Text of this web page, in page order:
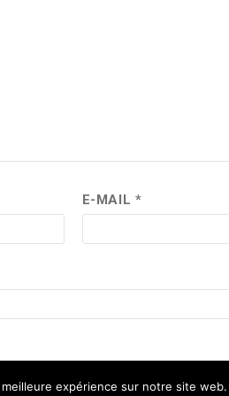
E-MAIL *
expérience sur notre site